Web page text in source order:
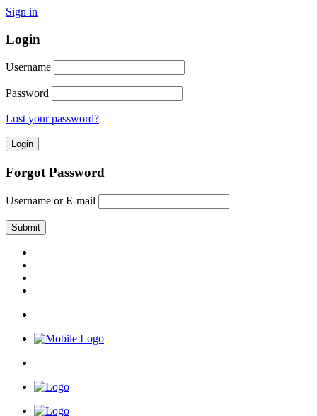
Sign in
Login
Username
Password
Lost your password?
Forgot Password
Username or E-mail